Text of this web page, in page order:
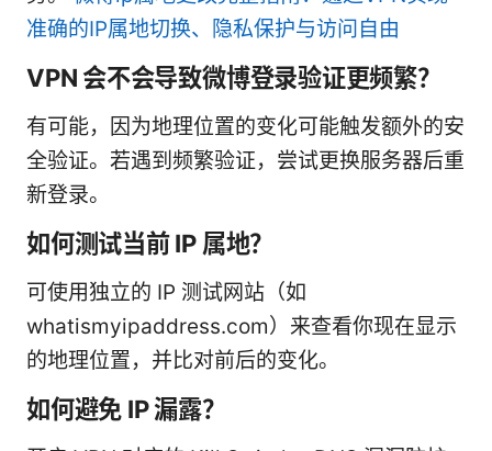
准确的IP属地切换、隐私保护与访问自由
VPN 会不会导致微博登录验证更频繁？
有可能，因为地理位置的变化可能触发额外的安
全验证。若遇到频繁验证，尝试更换服务器后重
新登录。
如何测试当前 IP 属地？
可使用独立的 IP 测试网站（如
whatismyipaddress.com）来查看你现在显示
的地理位置，并比对前后的变化。
如何避免 IP 漏露？